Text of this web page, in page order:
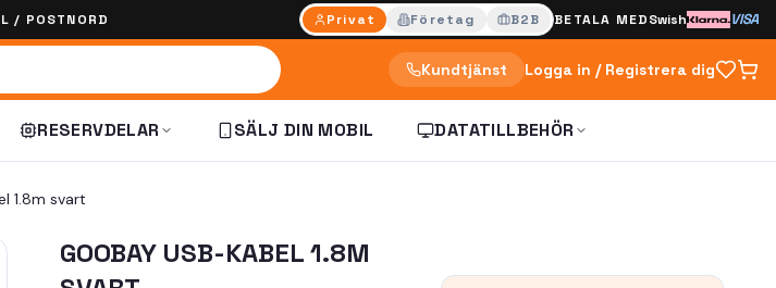
/ POSTNORD Privat Företag B2B BETALA MEDSwish VISA
Kundtjänst Logga in / Registrera dig
RESERVDELAR SÄLJ DIN MOBIL DATATILLBEHÖR
1.8m svart
GOOBAY USB-KABEL 1.8M